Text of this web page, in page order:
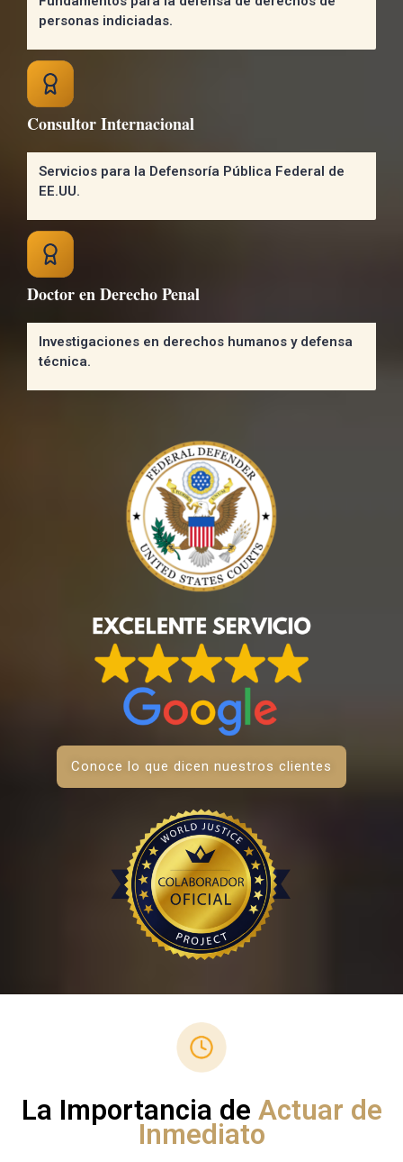
personas indiciadas.
Consultor Internacional
Servicios para la Defensoría Pública Federal de
EE.UU.
Doctor en Derecho Penal
Investigaciones en derechos humanos y defensa
técnica.
Conoce lo que dicen nuestros clientes
La Importancia de Actuar de
Inmediato